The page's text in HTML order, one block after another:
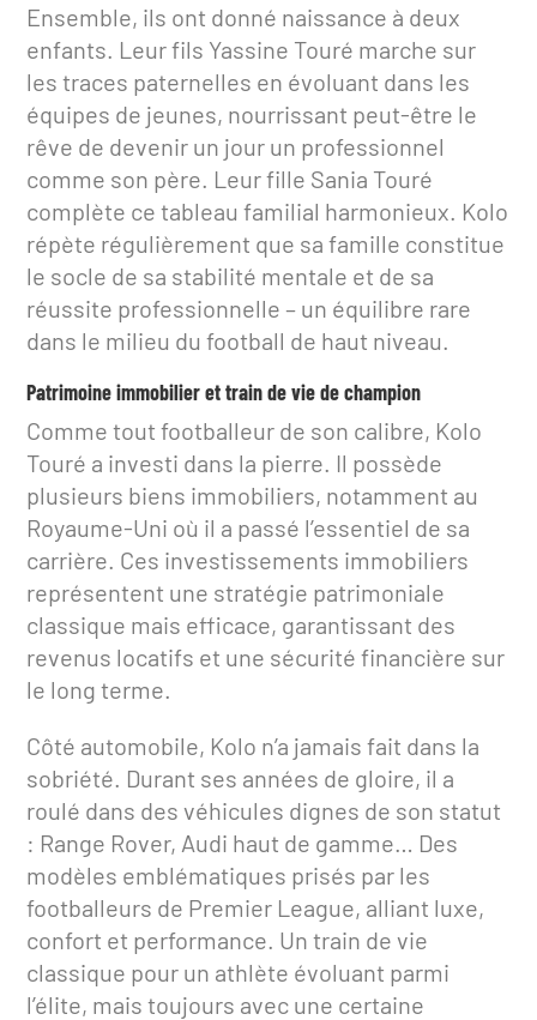
Ensemble, ils ont donné naissance à deux
enfants. Leur fils Yassine Touré marche sur
les traces paternelles en évoluant dans les
équipes de jeunes, nourrissant peut-être le
rêve de devenir un jour un professionnel
comme son père. Leur fille Sania Touré
complète ce tableau familial harmonieux. Kolo
répète régulièrement que sa famille constitue
le socle de sa stabilité mentale et de sa
réussite professionnelle – un équilibre rare
dans le milieu du football de haut niveau.
Patrimoine immobilier et train de vie de champion
Comme tout footballeur de son calibre, Kolo
Touré a investi dans la pierre. Il possède
plusieurs biens immobiliers, notamment au
Royaume-Uni où il a passé l’essentiel de sa
carrière. Ces investissements immobiliers
représentent une stratégie patrimoniale
classique mais efficace, garantissant des
revenus locatifs et une sécurité financière sur
le long terme.
Côté automobile, Kolo n’a jamais fait dans la
sobriété. Durant ses années de gloire, il a
roulé dans des véhicules dignes de son statut
: Range Rover, Audi haut de gamme… Des
modèles emblématiques prisés par les
footballeurs de Premier League, alliant luxe,
confort et performance. Un train de vie
classique pour un athlète évoluant parmi
l’élite, mais toujours avec une certaine